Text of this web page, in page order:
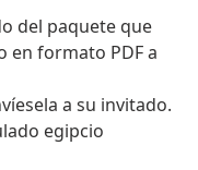
del paquete que
en formato PDF a
a su invitado.
egipcio